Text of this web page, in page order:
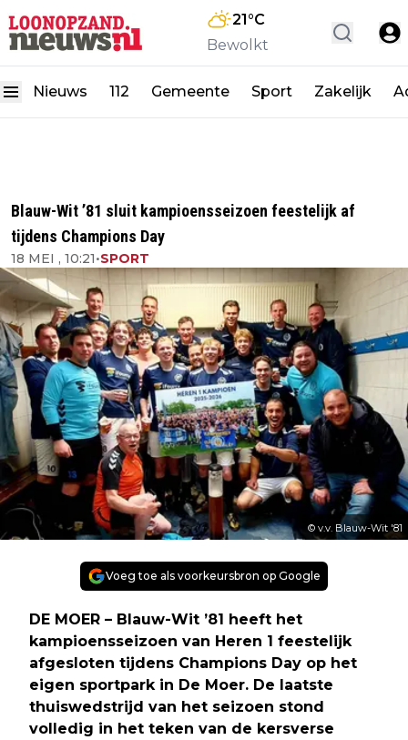
21°C
Bewolkt
Nieuws 112 Gemeente Sport Zakelijk
Blauw-Wit ’81 sluit kampioensseizoen feestelijk af
tijdens Champions Day
18 MEI , 10:21•SPORT
© v.v. Blauw-Wit '81
Voeg toe als voorkeursbron op Google
DE MOER – Blauw-Wit ’81 heeft het
kampioensseizoen van Heren 1 feestelijk
afgesloten tijdens Champions Day op het
eigen sportpark in De Moer. De laatste
thuiswedstrijd van het seizoen stond
volledig in het teken van de kersverse